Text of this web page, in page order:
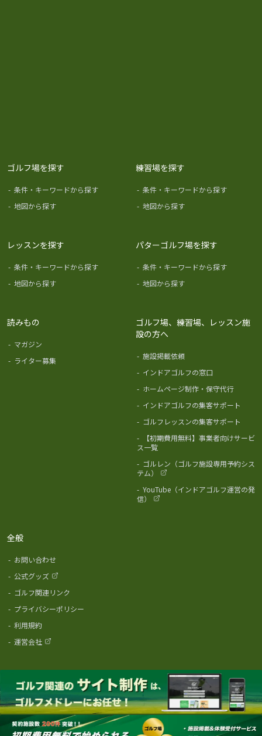
ゴルフ場を探す
- 条件・キーワードから探す
- 地図から探す
練習場を探す
- 条件・キーワードから探す
- 地図から探す
レッスンを探す
- 条件・キーワードから探す
- 地図から探す
パターゴルフ場を探す
- 条件・キーワードから探す
- 地図から探す
読みもの
- マガジン
- ライター募集
ゴルフ場、練習場、レッスン施
設の方へ
- 施設掲載依頼
- インドアゴルフの窓口
- ホームページ制作・保守代行
- インドアゴルフの集客サポート
- ゴルフレッスンの集客サポート
-
【初期費用無料】事業者向けサービ
ス一覧
- ゴルレン（ゴルフ施設専用予約シス
テム）
- YouTube（インドアゴルフ運営の発
信）
全般
- お問い合わせ
- 公式グッズ
- ゴルフ関連リンク
- プライバシーポリシー
- 利用規約
- 運営会社